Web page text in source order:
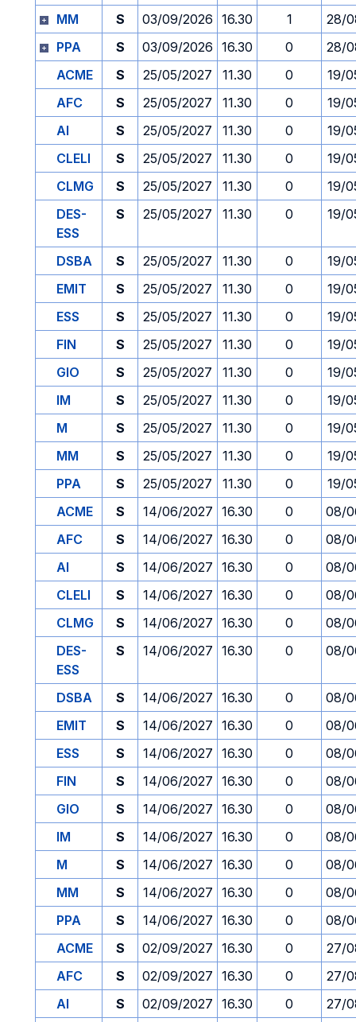
MM
S 03/09/2026 16.30 1
28/
PPA
S 03/09/2026 16.30 0
28/
ACME
S 25/05/2027 11.30 0
19/
AFC
S 25/05/2027 11.30 0
19/
AI
S 25/05/2027 11.30 0
19/
CLELI
S 25/05/2027 11.30 0
19/
CLMG
S 25/05/2027 11.30 0
19/
DES-
ESS
S 25/05/2027 11.30 0 19/
DSBA S 25/05/2027 11.30 0
19/
EMIT
S 25/05/2027 11.30 0
19/
ESS
S 25/05/2027 11.30 0
19/
FIN
S 25/05/2027 11.30 0
19/
GIO
S 25/05/2027 11.30 0
19/
IM
S 25/05/2027 11.30 0
19/
M
S 25/05/2027 11.30 0
19/
MM
S 25/05/2027 11.30 0
19/
PPA
S 25/05/2027 11.30 0
19/
ACME
S 14/06/2027 16.30 0
08/
AFC
S 14/06/2027 16.30 0
08/
AI
S 14/06/2027 16.30 0
08/
CLELI
S 14/06/2027 16.30 0
08/
CLMG
S 14/06/2027 16.30 0
08/
DES-
ESS
S 14/06/2027 16.30 0 08/
DSBA S 14/06/2027 16.30 0
08/
EMIT
S 14/06/2027 16.30 0
08/
ESS
S 14/06/2027 16.30 0
08/
FIN
S 14/06/2027 16.30 0
08/
GIO
S 14/06/2027 16.30 0
08/
IM
S 14/06/2027 16.30 0
08/
M
S 14/06/2027 16.30 0
08/
MM
S 14/06/2027 16.30 0
08/
PPA
S 14/06/2027 16.30 0
08/
ACME
S 02/09/2027 16.30 0
27/
AFC
S 02/09/2027 16.30 0
27/
AI
S 02/09/2027 16.30 0 27/